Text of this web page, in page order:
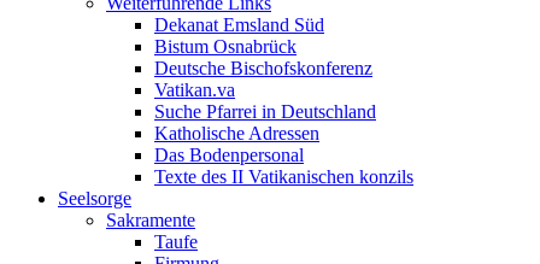
Dekanat Emsland Süd
Bistum Osnabrück
Deutsche Bischofskonferenz
Vatikan.va
Suche Pfarrei in Deutschland
Katholische Adressen
Das Bodenpersonal
Texte des II Vatikanischen konzils
Seelsorge
Sakramente
Taufe